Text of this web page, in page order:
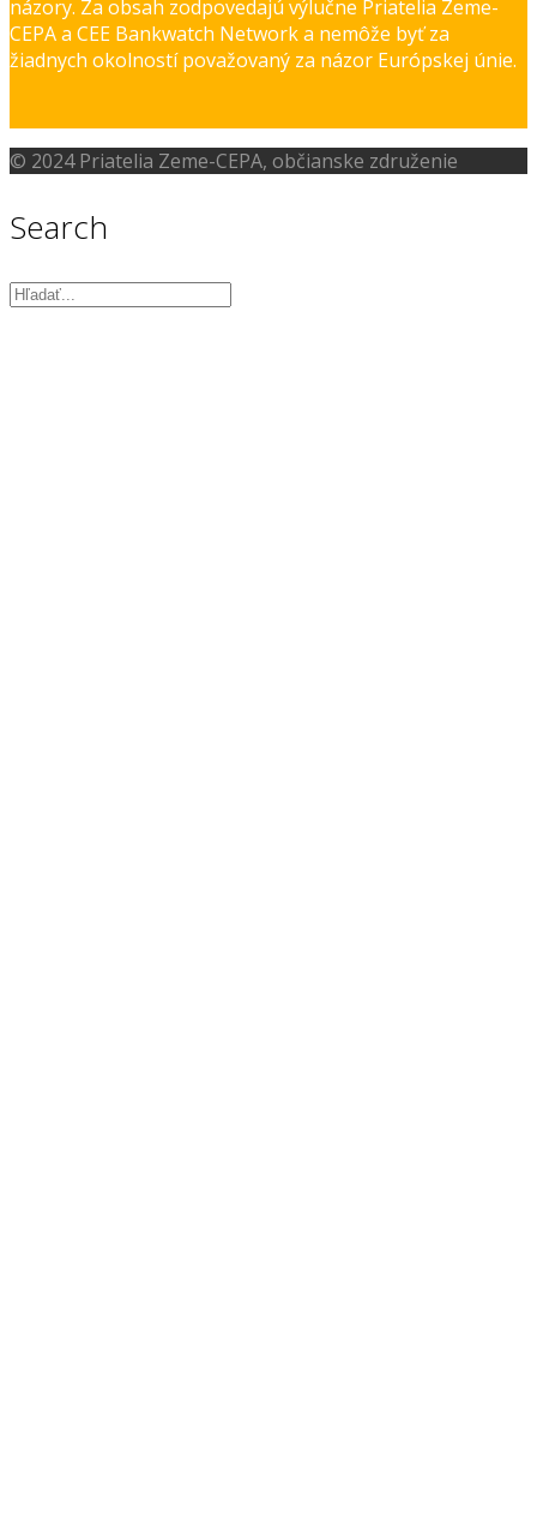
názory. Za obsah zodpovedajú výlučne Priatelia Zeme-
CEPA a CEE Bankwatch Network a nemôže byť za
žiadnych okolností považovaný za názor Európskej únie.
© 2024 Priatelia Zeme-CEPA, občianske združenie
Search